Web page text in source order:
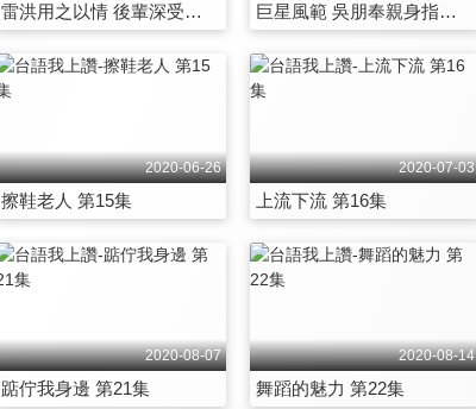
雷洪用之以情 後輩深受感動 第9集 巨星風範 吳朋奉親身指導 第10集
2020-06-26
擦鞋老人 第15集
2020-07-03
上流下流 第16集
2020-08-07
踮佇我身邊 第21集
2020-08-14
舞蹈的魅力 第22集